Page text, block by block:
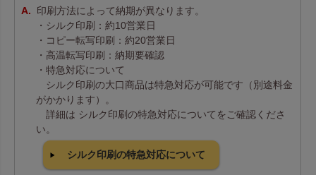
印刷方法によって納期が異なります。
・シルク印刷：約10営業日
・コピー転写印刷：約20営業日
・高温転写印刷：納期要確認
・特急対応について
シルク印刷の大口商品は特急対応が可能です（別途料金
がかかります）。
詳細は シルク印刷の特急対応についてをご確認くださ
い。
シルク印刷の特急対応について